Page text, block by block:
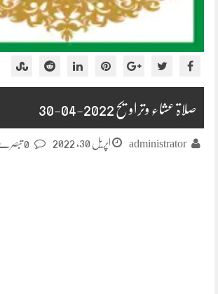
صلاۃ عشاء وتراویح 2022-04-30
administrator اپریل 30, 2022